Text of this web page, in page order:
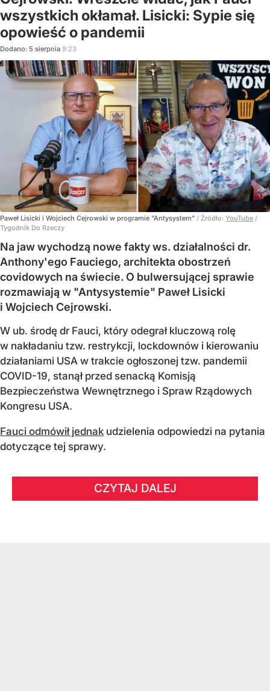
wszystkich okłamał. Lisicki: Sypie się
opowieść o pandemii
Dodano: 5 sierpnia 9:23
Paweł Lisicki i Wojciech Cejrowski w programie "Antysystem" / Źródło: YouTube /
Tygodnik Do Rzeczy
Na jaw wychodzą nowe fakty ws. działalności dr.
Anthony'ego Fauciego, architekta obostrzeń
covidowych na świecie. O bulwersującej sprawie
rozmawiają w "Antysystemie" Paweł Lisicki
i Wojciech Cejrowski.
W ub. środę dr Fauci, który odegrał kluczową rolę
w nakładaniu tzw. restrykcji, lockdownów i kierowaniu
działaniami USA w trakcie ogłoszonej tzw. pandemii
COVID-19, stanął przed senacką Komisją
Bezpieczeństwa Wewnętrznego i Spraw Rządowych
Kongresu USA.
Fauci odmówił jednak udzielenia odpowiedzi na pytania
dotyczące tej sprawy.
CZYTAJ DALEJ